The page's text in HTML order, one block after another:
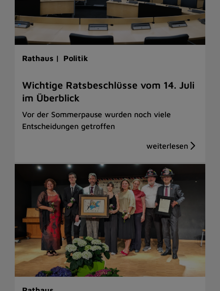
Rathaus | Politik
Wichtige Ratsbeschlüsse vom 14. Juli
im Überblick
Vor der Sommerpause wurden noch viele
Entscheidungen getroffen